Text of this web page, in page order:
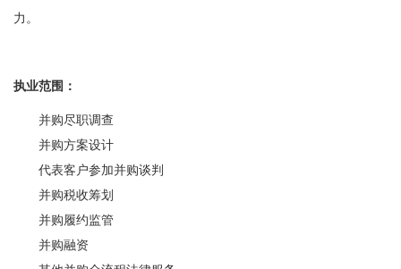
力。
执业范围：
并购尽职调查
并购方案设计
代表客户参加并购谈判
并购税收筹划
并购履约监管
并购融资